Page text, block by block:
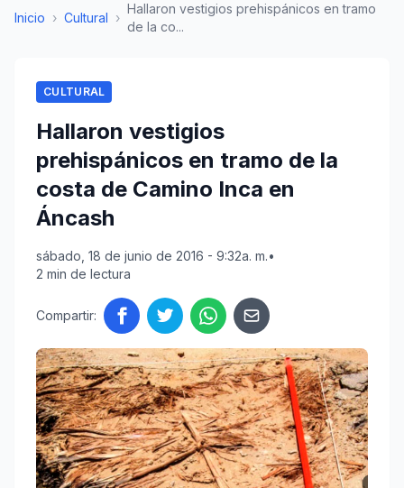
Inicio › Cultural ›
Hallaron vestigios prehispánicos en tramo
de la co...
CULTURAL
Hallaron vestigios
prehispánicos en tramo de la
costa de Camino Inca en
Áncash
sábado, 18 de junio de 2016 - 9:32a. m.•
2 min de lectura
Compartir: